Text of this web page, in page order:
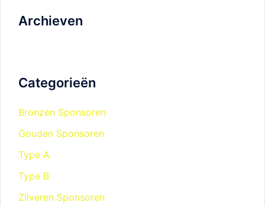
Archieven
Categorieën
Bronzen Sponsoren
Gouden Sponsoren
Type A
Type B
Zilveren Sponsoren